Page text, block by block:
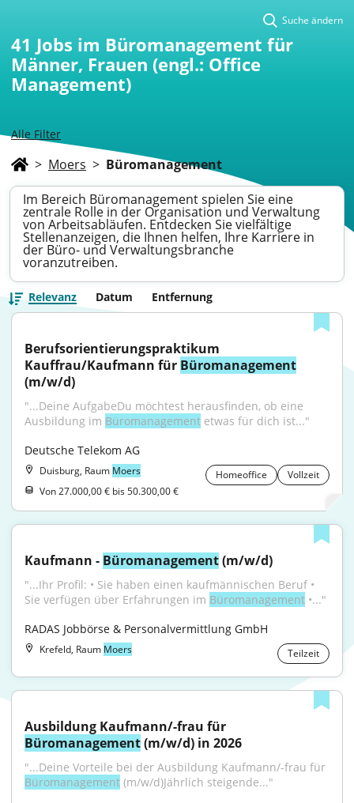
Alle Filter
Suche ändern
41 Jobs im Büromanagement für
Männer, Frauen (engl.: Office
Management)
> Moers > Büromanagement
Im Bereich Büromanagement spielen Sie eine
zentrale Rolle in der Organisation und Verwaltung
von Arbeitsabläufen. Entdecken Sie vielfältige
Stellenanzeigen, die Ihnen helfen, Ihre Karriere in
der Büro- und Verwaltungsbranche
voranzutreiben.
Relevanz Datum Entfernung
Berufsorientierungspraktikum
Kauffrau/Kaufmann für Büromanagement
(m/w/d)
"...Deine AufgabeDu möchtest herausfinden, ob eine
Ausbildung im Büromanagement etwas für dich ist..."
Deutsche Telekom AG
Duisburg, Raum Moers Homeoffice
Vollzeit
Von 27.000,00 € bis 50.300,00 €
Kaufmann - Büromanagement (m/w/d)
"...Ihr Profil: • Sie haben einen kaufmännischen Beruf •
Sie verfügen über Erfahrungen im Büromanagement •..."
RADAS Jobbörse & Personalvermittlung GmbH
Krefeld, Raum Moers Teilzeit
Büromanagement (m/w/d) in 2026
Büromanagement (m/w/d)Jährlich steigende..."